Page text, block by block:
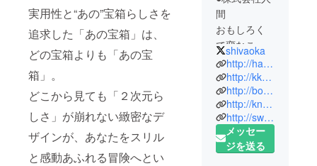
実用性と“あの”宝箱らしさを
追求した「あの宝箱」は、
どの宝箱よりも「あの宝
箱」。
どこから見ても「２次元ら
しさ」が崩れない緻密なデ
ザインが、あなたをスリル
と感動あふれる冒険へとい
間
おもしろく
て変なこと
を考えてい
るをコンセ
プトに
未知なるあ
ほなことに
チャレンジ
をする会社
shivaoka
http://hanage.info/
http://kkwc.jp/
http://bokeru.com/
http://kn.2ngen.jp/
http://swiss.2ngen.jp/
メッセー
ジを送る